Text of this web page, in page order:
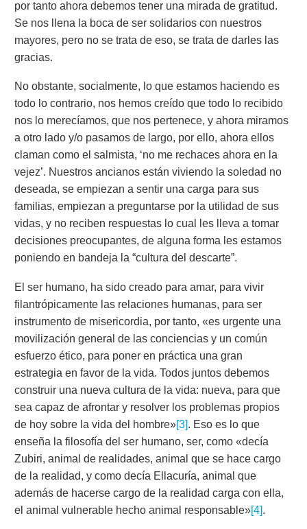
por tanto ahora debemos tener una mirada de gratitud.
Se nos llena la boca de ser solidarios con nuestros
mayores, pero no se trata de eso, se trata de darles las
gracias.
No obstante, socialmente, lo que estamos haciendo es
todo lo contrario, nos hemos creído que todo lo recibido
nos lo merecíamos, que nos pertenece, y ahora miramos
a otro lado y/o pasamos de largo, por ello, ahora ellos
claman como el salmista, ‘no me rechaces ahora en la
vejez’. Nuestros ancianos están viviendo la soledad no
deseada, se empiezan a sentir una carga para sus
familias, empiezan a preguntarse por la utilidad de sus
vidas, y no reciben respuestas lo cual les lleva a tomar
decisiones preocupantes, de alguna forma les estamos
poniendo en bandeja la “cultura del descarte”.
El ser humano, ha sido creado para amar, para vivir
filantrópicamente las relaciones humanas, para ser
instrumento de misericordia, por tanto, «es urgente una
movilización general de las conciencias y un común
esfuerzo ético, para poner en práctica una gran
estrategia en favor de la vida. Todos juntos debemos
construir una nueva cultura de la vida: nueva, para que
sea capaz de afrontar y resolver los problemas propios
de hoy sobre la vida del hombre»[3]. Eso es lo que
enseña la filosofía del ser humano, ser, como «decía
Zubiri, animal de realidades, animal que se hace cargo
de la realidad, y como decía Ellacuría, animal que
además de hacerse cargo de la realidad carga con ella,
el animal vulnerable hecho animal responsable»[4].